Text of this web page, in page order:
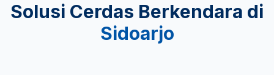
Solusi Cerdas Berkendara di
Sidoarjo